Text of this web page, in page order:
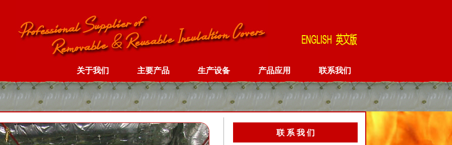
关于我们 主要产品 生产设备 产品应用 联系我们
联 系 我 们